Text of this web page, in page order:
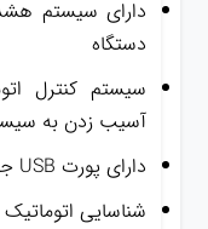
دارای سیستم
دستگاه
سیستم کنترل
آسیب زدن به
دارای پورت USB جهت بروزرسانی اطلاعات خودروها
شناسایی